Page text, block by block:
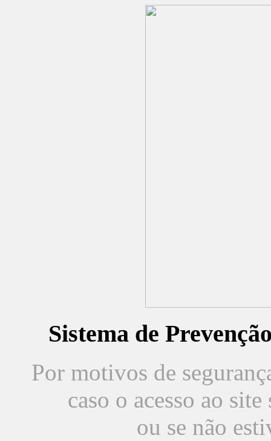
Sistema de
Por motivos de
caso o acesso ao
ou se não